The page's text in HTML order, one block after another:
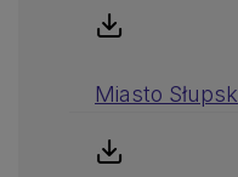
Miasto Słupsk